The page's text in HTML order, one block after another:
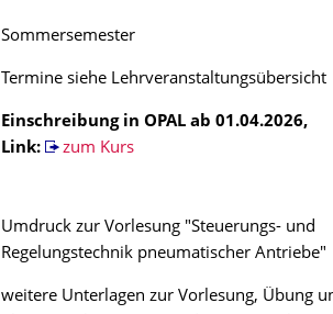
Sommersemester
Termine siehe Lehrveranstaltungsübersicht
Einschreibung in OPAL ab 01.04.2026,
Link:
zum Kurs
Umdruck zur Vorlesung "Steuerungs- und
Regelungstechnik pneumatischer Antriebe"
weitere Unterlagen zur Vorlesung, Übung